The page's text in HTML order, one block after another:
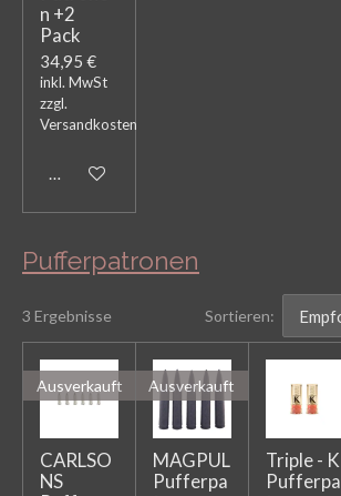
n +2
Pack
34,95 €
inkl. MwSt
zzgl.
Versandkosten
In den Warenkorb
Pufferpatronen
3 Ergebnisse Sortieren:
Ausverkauft
CARLSO
NS
Ausverkauft
MAGPUL
Pufferpa
Triple - K
Pufferpa